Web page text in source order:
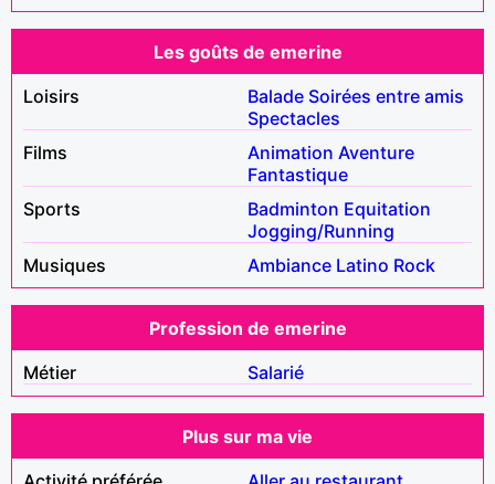
Les goûts de emerine
Loisirs
Balade Soirées entre amis
Spectacles
Films
Animation Aventure
Fantastique
Sports
Badminton Equitation
Jogging/Running
Musiques
Ambiance Latino Rock
Profession de emerine
Métier
Salarié
Plus sur ma vie